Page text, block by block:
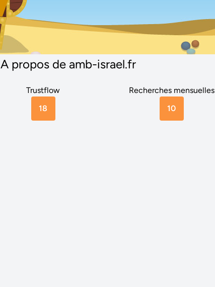
A propos de amb-israel.fr
Trustflow
18
Recherches mensuelles
10